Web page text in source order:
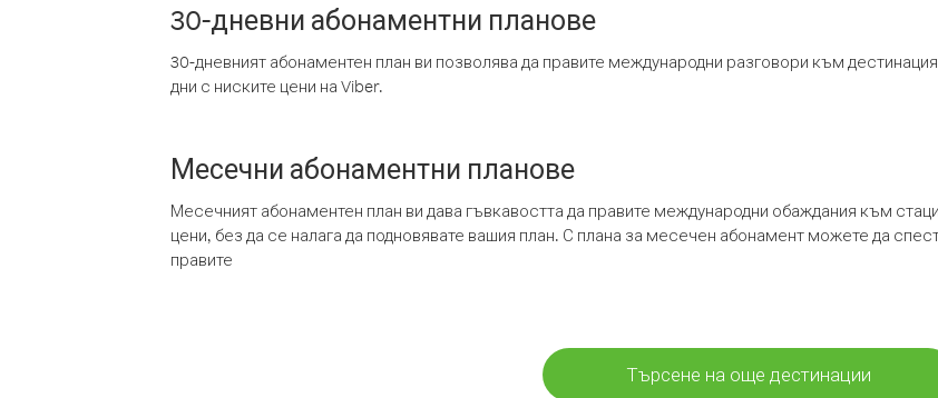
30-дневни абонаментни планове
30-дневният абонаментен план ви позволява да правите международни разговори към
дни с ниските цени на Viber.
Месечни абонаментни планове
Месечният абонаментен план ви дава гъвкавостта да правите международни обаждания към
цени, без да се налага да подновявате вашия план. С плана за месечен абонамент можете да
правите
Търсене на още дестинации